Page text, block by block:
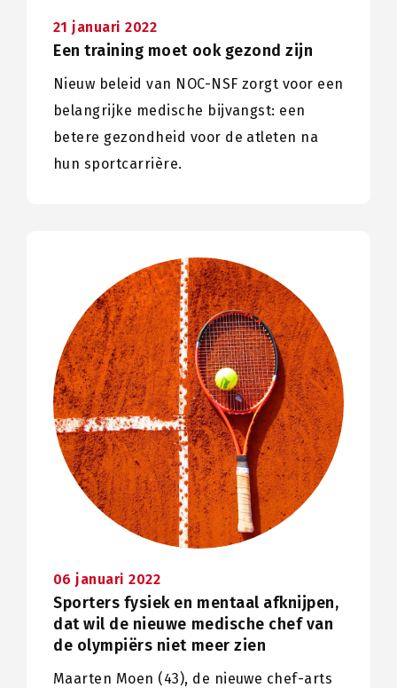
21 januari 2022
Een training moet ook gezond zijn
Nieuw beleid van NOC-NSF zorgt voor een
belangrijke medische bijvangst: een
betere gezondheid voor de atleten na
hun sportcarrière.
06 januari 2022
Sporters fysiek en mentaal afknijpen,
dat wil de nieuwe medische chef van
de olympiërs niet meer zien
Maarten Moen (43), de nieuwe chef-arts